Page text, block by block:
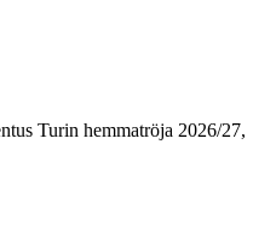
Turin hemmatröja 2026/27,